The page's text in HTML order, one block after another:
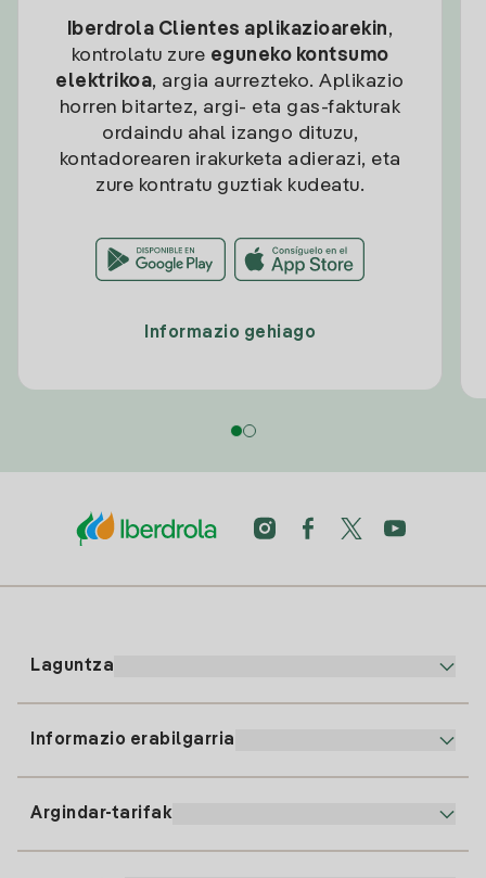
Iberdrola Clientes aplikazioarekin,
kontrolatu zure eguneko kontsumo
elektrikoa, argia aurrezteko. Aplikazio
horren bitartez, argi- eta gas-fakturak
ordaindu ahal izango dituzu,
kontadorearen irakurketa adierazi, eta
zure kontratu guztiak kudeatu.
Informazio gehiago
Laguntza
Informazio erabilgarria
Argindar-tarifak